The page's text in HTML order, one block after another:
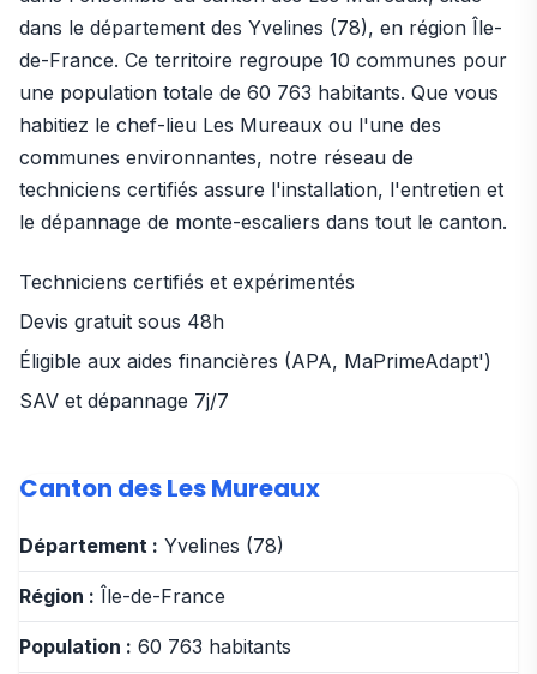
dans le département des Yvelines (78), en région Île-
de-France. Ce territoire regroupe 10 communes pour
une population totale de 60 763 habitants. Que vous
habitiez le chef-lieu Les Mureaux ou l'une des
communes environnantes, notre réseau de
techniciens certifiés assure l'installation, l'entretien et
le dépannage de monte-escaliers dans tout le canton.
Techniciens certifiés et expérimentés
Devis gratuit sous 48h
Éligible aux aides financières (APA, MaPrimeAdapt')
SAV et dépannage 7j/7
Canton des Les Mureaux
Département : Yvelines (78)
Région : Île-de-France
Population : 60 763 habitants